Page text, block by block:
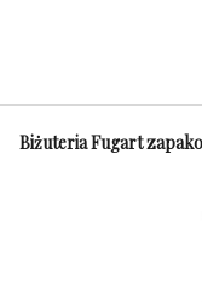
Biżuteria Fugart